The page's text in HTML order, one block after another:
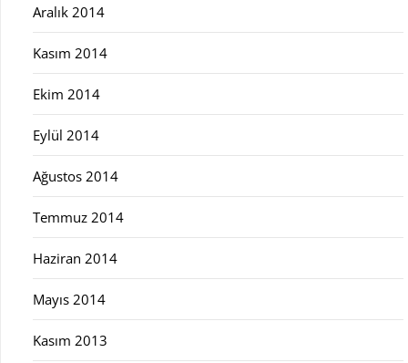
Aralık 2014
Kasım 2014
Ekim 2014
Eylül 2014
Ağustos 2014
Temmuz 2014
Haziran 2014
Mayıs 2014
Kasım 2013